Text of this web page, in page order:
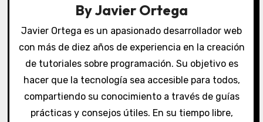
a
t
i
o
ByJavier Ortega
Javier Ortega es un apasionado desarrollador web
con más de diez años de experiencia en la creación
de tutoriales sobre programación. Su objetivo es
hacer que la tecnología sea accesible para todos,
compartiendo su conocimiento a través de guías
prácticas y consejos útiles. En su tiempo libre,